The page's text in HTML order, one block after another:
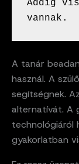
Addig
vannak.
A tanár
használ. A
segítségnek.
alternatívát. A
technológiáról
gyakorlatban